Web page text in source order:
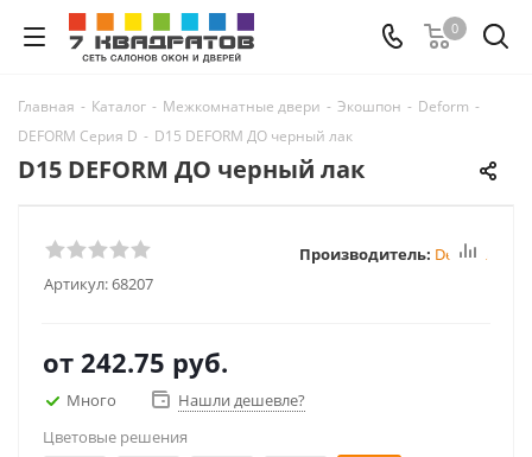
0
Главная - Каталог - Межкомнатные двери - Экошпон - Deform -
DEFORM Серия D - D15 DEFORM ДО черный лак
D15 DEFORM ДО черный лак
Артикул:68207
Производитель: Deform
от 242.75 руб.
Много
Нашли дешевле?
Цветовые решения